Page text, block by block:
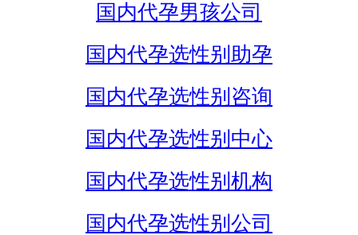
国内代孕男孩公司
国内代孕选性别助孕
国内代孕选性别咨询
国内代孕选性别中心
国内代孕选性别机构
国内代孕选性别公司